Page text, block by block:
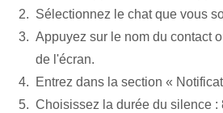
Sélectionnez le chat que vous
Appuyez sur le nom du contact
de l'écran.
Entrez dans la section «
Choisissez la durée du silence :